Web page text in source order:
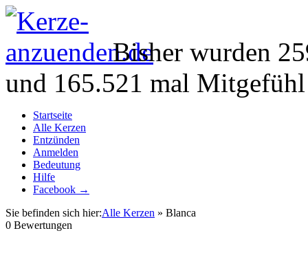
Bisher wurden
und 165.521 mal
Startseite
Alle Kerzen
Entzünden
Anmelden
Bedeutung
Hilfe
Facebook →
Sie befinden sich hier:Alle Kerzen » Blanca
0 Bewertungen